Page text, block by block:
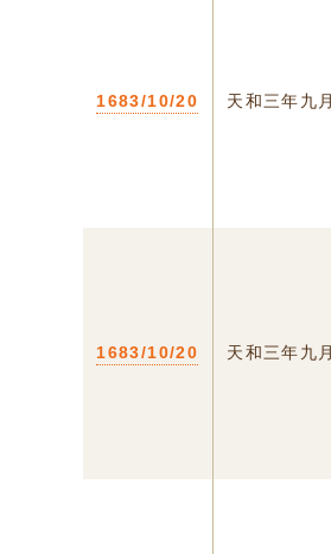
1683/10/20 天和三年九
1683/10/20 天和三年九